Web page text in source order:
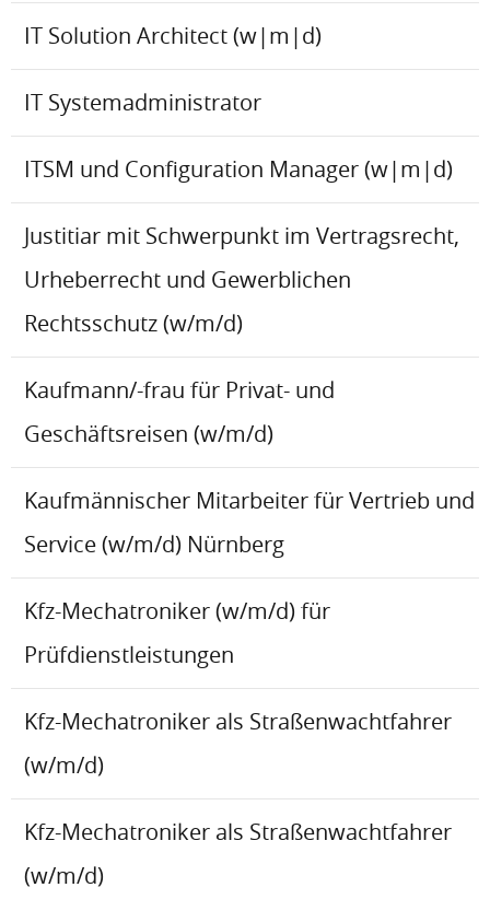
IT Solution Architect (w|m|d)
IT Systemadministrator
ITSM und Configuration Manager (w|m|d)
Justitiar mit Schwerpunkt im Vertragsrecht,
Urheberrecht und Gewerblichen
Rechtsschutz (w/m/d)
Kaufmann/-frau für Privat- und
Geschäftsreisen (w/m/d)
Kaufmännischer Mitarbeiter für Vertrieb und
Service (w/m/d) Nürnberg
Kfz-Mechatroniker (w/m/d) für
Prüfdienstleistungen
Kfz-Mechatroniker als Straßenwachtfahrer
(w/m/d)
Kfz-Mechatroniker als Straßenwachtfahrer
(w/m/d)